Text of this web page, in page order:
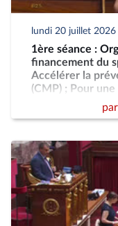
lundi 20 juillet 2026
1ère séance :
financement du
Accélérer la
(CMP) ; Pour